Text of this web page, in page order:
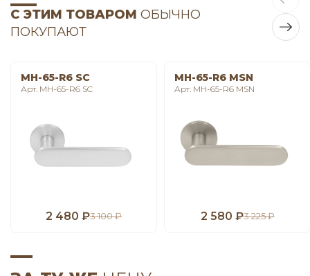
С ЭТИМ ТОВАРОМ ОБЫЧНО
ПОКУПАЮТ
MH-65-R6 SC
Арт. MH-65-R6 SC
2 480 ₽3 100 ₽
MH-65-R6 MSN
Арт. MH-65-R6 MSN
2 580 ₽3 225 ₽